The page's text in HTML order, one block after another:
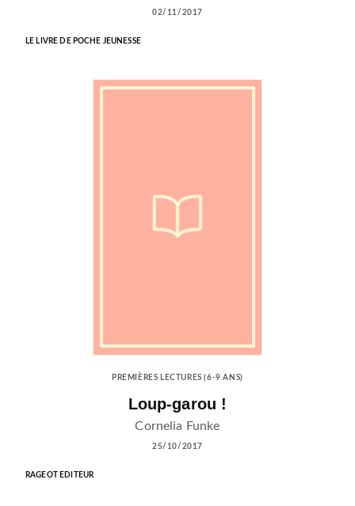
02/11/2017
LE LIVRE DE POCHE JEUNESSE
PREMIÈRES LECTURES (6-9 ANS)
Loup-garou !
Cornelia Funke
25/10/2017
RAGEOT EDITEUR